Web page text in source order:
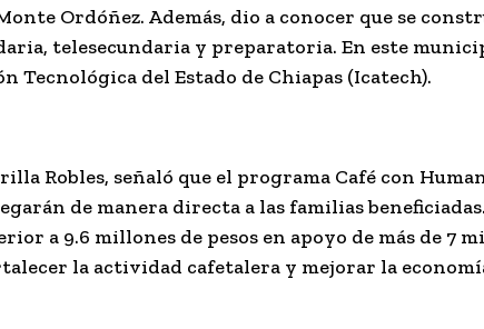
Ordóñez. Además, dio a conocer que se
telesecundaria y preparatoria. En este
del Estado de Chiapas (Icatech).
Robles, señaló que el programa Café con
de manera directa a las familias
a 9.6 millones de pesos en apoyo de más de 7
la actividad cafetalera y mejorar la